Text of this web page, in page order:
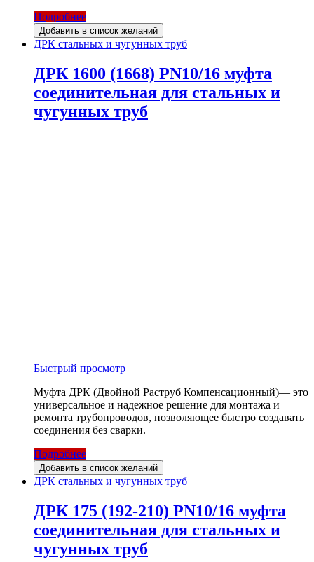
Подробнее
Добавить в список желаний
ДРК стальных и чугунных труб
ДРК 1600 (1668) PN10/16 муфта
соединительная для стальных и
чугунных труб
Быстрый просмотр
Муфта ДРК (Двойной Раструб Компенсационный)— это
универсальное и надежное решение для монтажа и
ремонта трубопроводов, позволяющее быстро создавать
соединения без сварки.
Подробнее
Добавить в список желаний
ДРК стальных и чугунных труб
ДРК 175 (192-210) PN10/16 муфта
соединительная для стальных и
чугунных труб